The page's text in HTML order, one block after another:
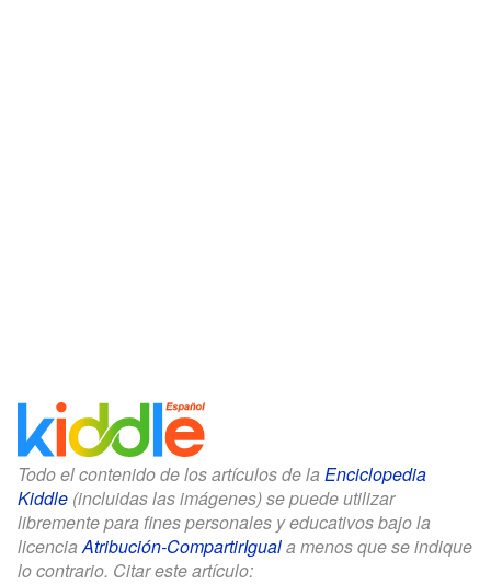
Todo el contenido de los artículos de la Enciclopedia
Kiddle (incluidas las imágenes) se puede utilizar
libremente para fines personales y educativos bajo la
licenciaAtribución-CompartirIguala menos que se indique
lo contrario. Citar este artículo: